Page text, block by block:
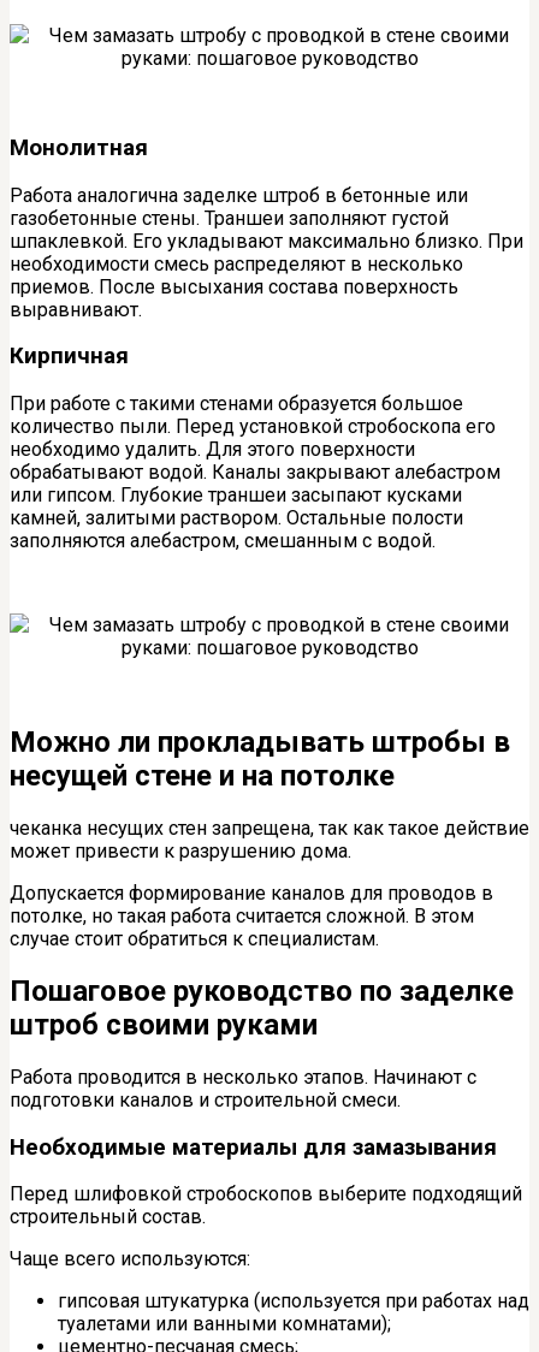
Монолитная
Работа аналогична заделке штроб в бетонные или
газобетонные стены. Траншеи заполняют густой
шпаклевкой. Его укладывают максимально близко. При
необходимости смесь распределяют в несколько
приемов. После высыхания состава поверхность
выравнивают.
Кирпичная
При работе с такими стенами образуется большое
количество пыли. Перед установкой стробоскопа его
необходимо удалить. Для этого поверхности
обрабатывают водой. Каналы закрывают алебастром
или гипсом. Глубокие траншеи засыпают кусками
камней, залитыми раствором. Остальные полости
заполняются алебастром, смешанным с водой.
Можно ли прокладывать штробы в
несущей стене и на потолке
чеканка несущих стен запрещена, так как такое действие
может привести к разрушению дома.
Допускается формирование каналов для проводов в
потолке, но такая работа считается сложной. В этом
случае стоит обратиться к специалистам.
Пошаговое руководство по заделке
штроб своими руками
Работа проводится в несколько этапов. Начинают с
подготовки каналов и строительной смеси.
Необходимые материалы для замазывания
Перед шлифовкой стробоскопов выберите подходящий
строительный состав.
Чаще всего используются:
гипсовая штукатурка (используется при работах над
туалетами или ванными комнатами);
цементно-песчаная смесь;